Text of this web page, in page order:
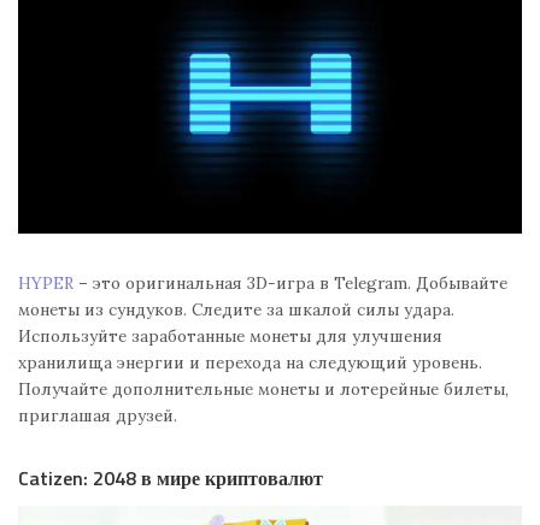
HYPER – это оригинальная 3D-игра в Telegram. Добывайте
монеты из сундуков. Следите за шкалой силы удара.
Используйте заработанные монеты для улучшения
хранилища энергии и перехода на следующий уровень.
Получайте дополнительные монеты и лотерейные билеты,
приглашая друзей.
Catizen: 2048 в мире криптовалют